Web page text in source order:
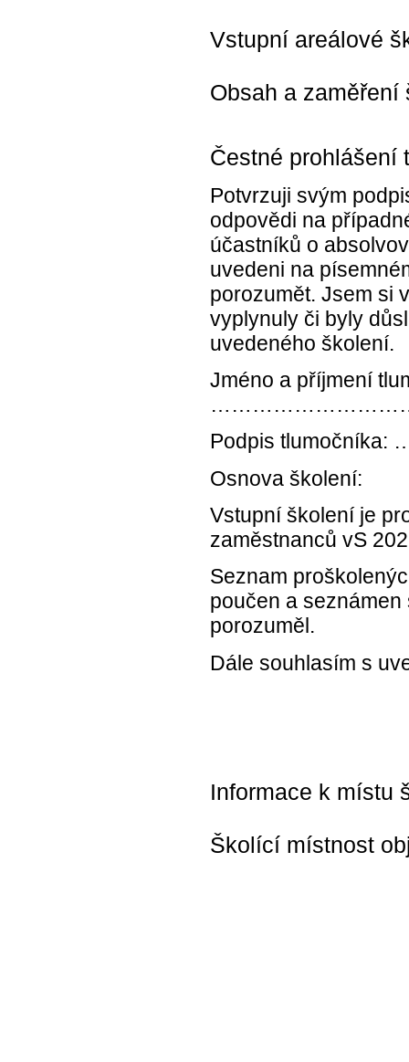
Vstupní areálové
Obsah a zaměření
Čestné prohlášení
Potvrzuji svým
odpovědi na
účastníků o
uvedeni na
porozumět. Jsem si
vyplynuly či byly
uvedeného školení.
Jméno a příjmení
Podpis
Osnova školení:
Vstupní školení je
zaměstnanců vS
Seznam
poučen a
porozuměl.
Dále souhlasím s
Informace k místu
Školící místnost